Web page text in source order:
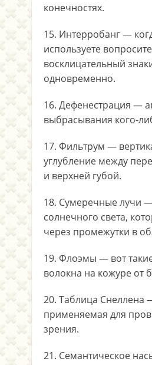
конечностях.
15. Интерробанг —
используете
восклицательный
одновременно.
16. Дефенестрация —
выбрасывания кого-
17. Фильтрум —
углубление между
и верхней губой.
18. Сумеречные лучи
солнечного света,
через промежутки в
19. Флоэмы — вот
волокна на кожуре от
20. Таблица Снеллена
применяемая для
зрения.
21. Семантическое